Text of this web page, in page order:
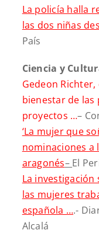
La policía halla
las dos niñas
País
Ciencia y
Gedeon
bienestar de las
proyectos …–
‘La mujer que
nominaciones a
aragonés– El
La
las mujeres
española ….-
Alcalá